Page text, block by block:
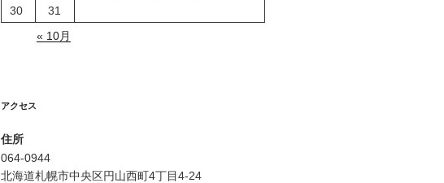
30
31
« 10月
アクセス
住所
064-0944
北海道札幌市中央区円山西町4丁目4-24